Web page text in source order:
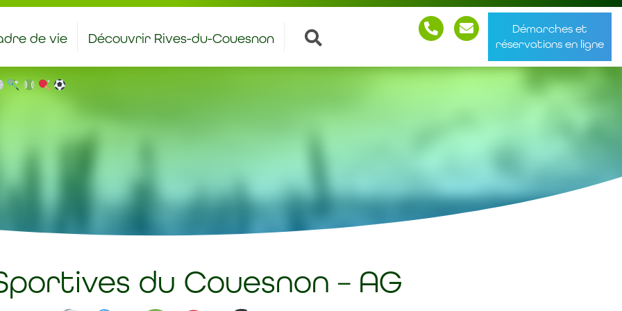
de vie Découvrir Rives-du-Couesnon
Démarches et
réservations en ligne
du Couesnon – AG